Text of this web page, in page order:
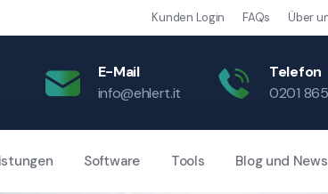
Kunden Login FAQs Über
E-Mail
info@ehlert.it
Telefon
0201
Software Tools Blog und News